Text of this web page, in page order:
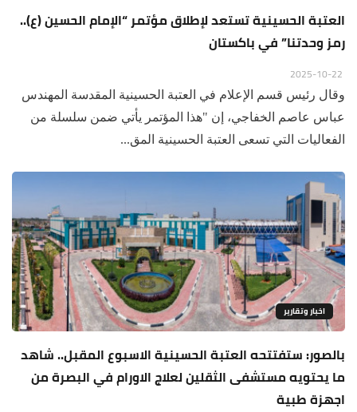
العتبة الحسينية تستعد لإطلاق مؤتمر “الإمام الحسين (ع)..
رمز وحدتنا” في باكستان
وقال رئيس قسم الإعلام في العتبة الحسينية المقدسة المهندس
عباس عاصم الخفاجي، إن "هذا المؤتمر يأتي ضمن سلسلة من
الفعاليات التي تسعى العتبة الحسينية المق...
اخبار وتقارير
بالصور: ستفتتحه العتبة الحسينية الاسبوع المقبل.. شاهد
ما يحتويه مستشفى الثقلين لعلاج الاورام في البصرة من
اجهزة طبية